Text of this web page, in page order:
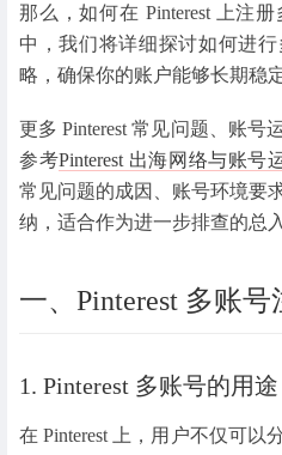
那么，如何在 Pinterest 上注
中，我们将详细探讨如何进
略，确保你的账户能够长期稳
更多 Pinterest 常见问题、账号
参考Pinterest 出海网络与账号
常见问题的成因、账号环境要
纳，适合作为进一步排查的总入
一、Pinterest 多账
1. Pinterest 多账号的用途
在 Pinterest 上，用户不仅可以